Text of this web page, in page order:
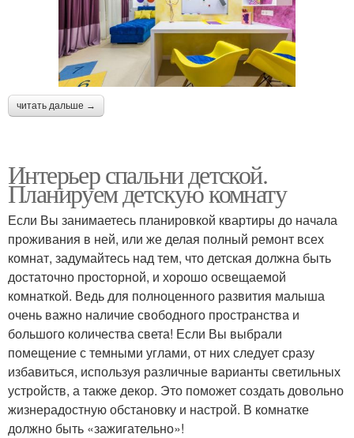
читать дальше →
Интерьер спальни детской.
Планируем детскую комнату
Если Вы занимаетесь планировкой квартиры до начала
проживания в ней, или же делая полный ремонт всех
комнат, задумайтесь над тем, что детская должна быть
достаточно просторной, и хорошо освещаемой
комнаткой. Ведь для полноценного развития малыша
очень важно наличие свободного пространства и
большого количества света! Если Вы выбрали
помещение с темными углами, от них следует сразу
избавиться, используя различные варианты светильных
устройств, а также декор. Это поможет создать довольно
жизнерадостную обстановку и настрой. В комнатке
должно быть «зажигательно»!